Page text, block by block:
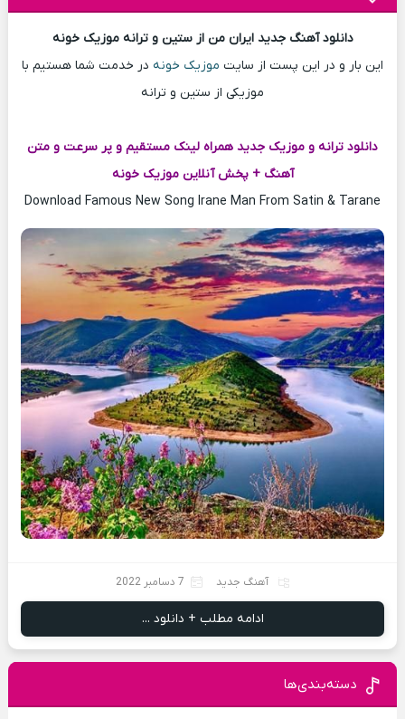
دانلود آهنگ جدید ایران من از ستین و ترانه موزیک خونه
این بار و در این پست از سایت موزیک خونه در خدمت شما هستیم با
موزیکی از ستین و ترانه
دانلود ترانه و موزیک جدید همراه لینک مستقیم و پر سرعت و متن
آهنگ + پخش آنلاین موزیک خونه
Download Famous New Song Irane Man From Satin & Tarane
آهنگ جدید 7 دسامبر 2022
ادامه مطلب + دانلود ...
دسته‌بندی‌ها